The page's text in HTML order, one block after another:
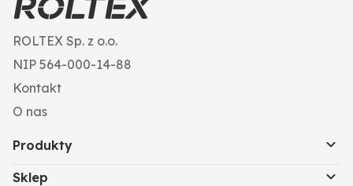
ROLTEX Sp. z o.o.
NIP 564-000-14-88
Kontakt
O nas
Produkty
Sklep